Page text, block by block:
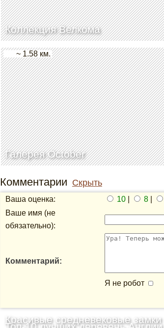
Коллекция Велкома
Галерея October
~ 1.58 км.
Комментарии Скрыть
Ваша оценка: 10| 8|
Ваше имя (не
обязательно):
Комментарий:
Я не робот
Красивые средневековые замки